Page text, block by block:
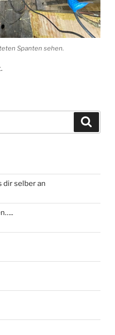
Spanten sehen.
dir selber an